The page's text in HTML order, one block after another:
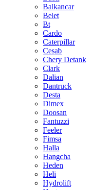
Balkancar
Belet
Bt
Cardo
Caterpillar
Cesab
Chery Detank
Clark
Dalian
Dantruck
Desta
Dimex
Doosan
Fantuzzi
Feeler
Fimsa
Halla
Hangcha
Heden
Heli
Hydrolift